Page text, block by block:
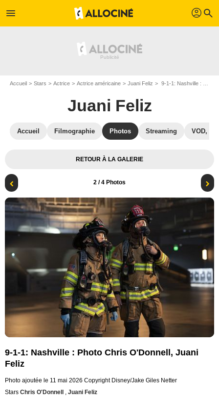
menu profil search
Accueil Stars Actrice Actrice américaine Juani Feliz 9-1-1: Nashville : Photo Chris O'Donnell, Juani Feliz
Juani Feliz
Accueil Filmographie Photos Streaming VOD,
RETOUR À LA GALERIE
2 / 4 Photos
9-1-1: Nashville : Photo Chris O'Donnell, Juani
Feliz
Photo ajoutée le 11 mai 2026 Copyright Disney/Jake Giles Netter
Stars Chris O'Donnell , Juani Feliz